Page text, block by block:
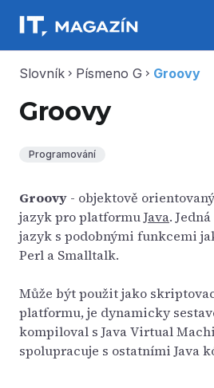
Slovník chevron_right Písmeno G chevron_right Groovy
Groovy
Programování
Groovy - objektově
jazyk pro platformuJava.
jazyk s podobnými funkcemi
Perl a Smalltalk.
Může být použit jako
platformu, je dynamicky
kompiloval s Java Virtual
spolupracuje s ostatními Java